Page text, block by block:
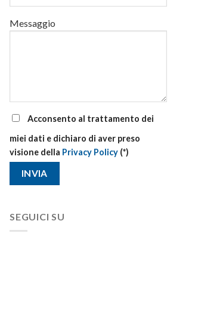
Messaggio
Acconsento al trattamento dei
miei dati e dichiaro di aver preso
visione della Privacy Policy (*)
SEGUICI SU